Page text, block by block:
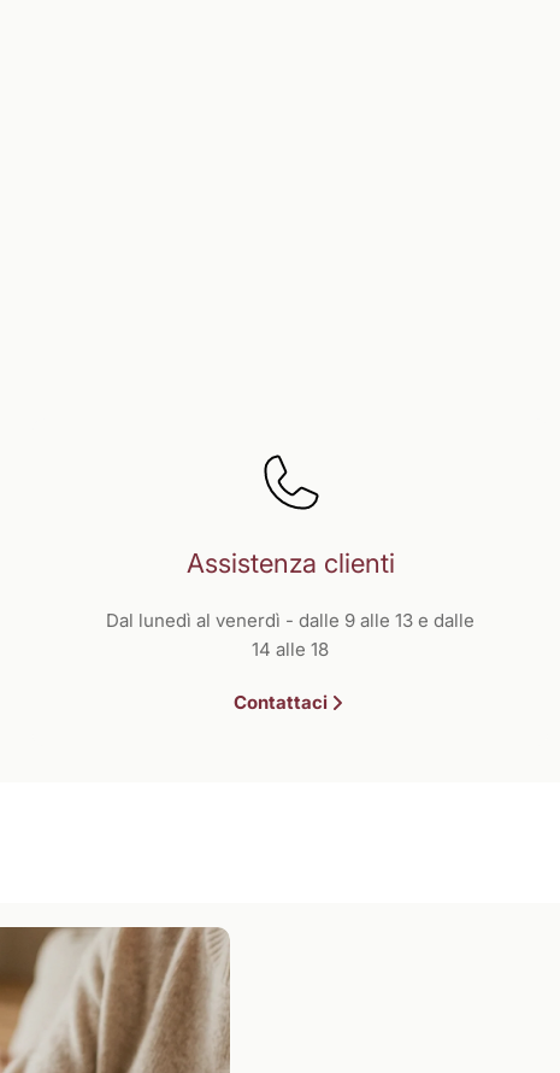
Assistenza clienti
Dal lunedì al venerdì - dalle 9 alle 13 e dalle
14 alle 18
Contattaci